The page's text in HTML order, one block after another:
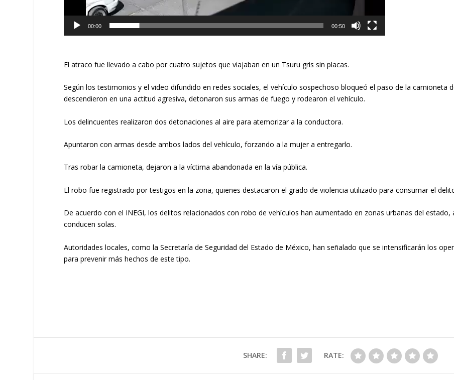
00:00 00:50
El atraco fue llevado a cabo por cuatro sujetos que viajaban en un Tsuru gris sin placas.
Según los testimonios y el video difundido en redes sociales, el vehículo sospechoso bloqueó el paso de la camioneta
descendieron en una actitud agresiva, detonaron sus armas de fuego y rodearon el vehículo.
Los delincuentes realizaron dos detonaciones al aire para atemorizar a la conductora.
Apuntaron con armas desde ambos lados del vehículo, forzando a la mujer a entregarlo.
Tras robar la camioneta, dejaron a la víctima abandonada en la vía pública.
El robo fue registrado por testigos en la zona, quienes destacaron el grado de violencia utilizado para consumar el
De acuerdo con el INEGI, los delitos relacionados con robo de vehículos han aumentado en zonas urbanas del
conducen solas.
Autoridades locales, como la Secretaría de Seguridad del Estado de México, han señalado que se intensificarán los
para prevenir más hechos de este tipo.
SHARE: RATE: